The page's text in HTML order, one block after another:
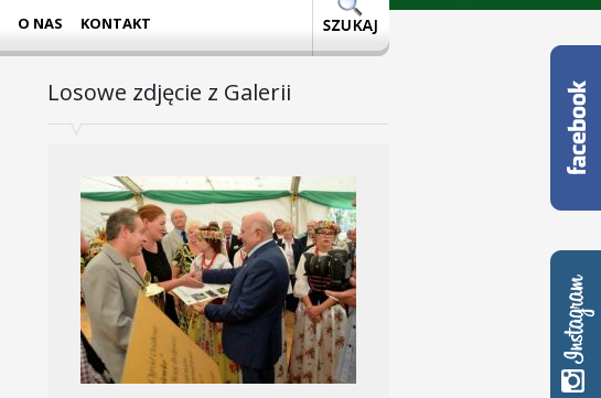
O NAS KONTAKT
Losowe zdjęcie z Galerii